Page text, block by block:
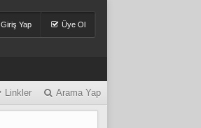
Giriş Yap Üye Ol
Linkler Arama Yap